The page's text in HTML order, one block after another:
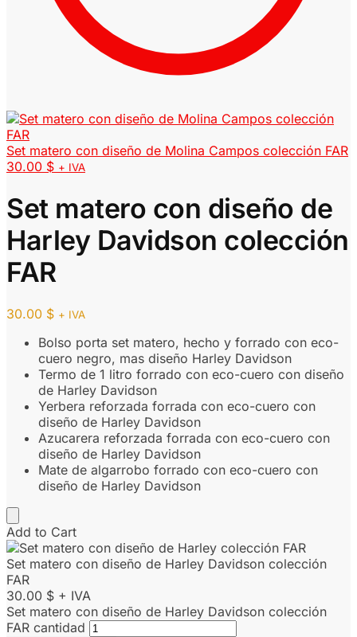
Set matero con diseño de Molina Campos colección FAR
30.00 $ + IVA
Set matero con diseño de
Harley Davidson colección
FAR
30.00 $ + IVA
Bolso porta set matero, hecho y forrado con eco-
cuero negro, mas diseño Harley Davidson
Termo de 1 litro forrado con eco-cuero con diseño
de Harley Davidson
Yerbera reforzada forrada con eco-cuero con
diseño de Harley Davidson
Azucarera reforzada forrada con eco-cuero con
diseño de Harley Davidson
Mate de algarrobo forrado con eco-cuero con
diseño de Harley Davidson
Add to Cart
Set matero con diseño de Harley Davidson colección
FAR
30.00 $ + IVA
Set matero con diseño de Harley Davidson colección
FAR cantidad